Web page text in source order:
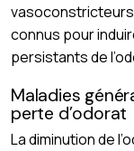
connus pour
persistants de
Maladies
perte d’odorat
La diminution de